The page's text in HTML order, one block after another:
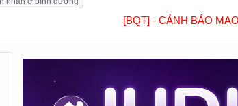
[BQT] - CẢNH BÁO